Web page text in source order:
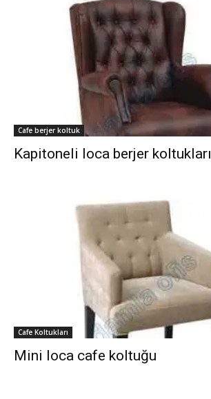
Cafe berjer koltuk
Kapitoneli loca berjer koltukları
Cafe Koltukları
Mini loca cafe koltuğu